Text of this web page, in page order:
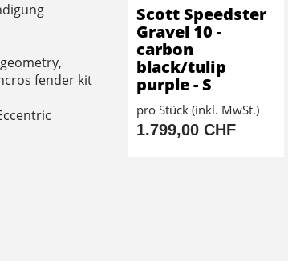
fender kit
Scott Speedster
Gravel 10 -
carbon
black/tulip
purple - S
pro Stück (inkl. MwSt.)
1.799,00 CHF